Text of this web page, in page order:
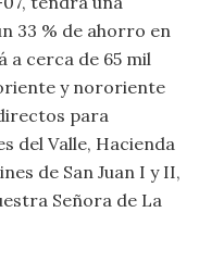
33 % de ahorro en
a cerca de 65 mil
y nororiente
para
del Valle, Hacienda
de San Juan I y II,
Señora de La